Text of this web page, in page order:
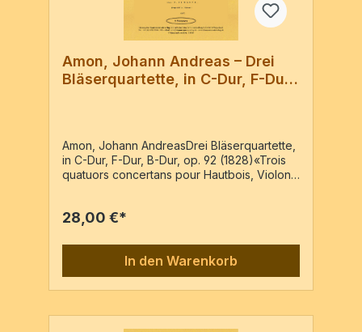
Amon, Johann Andreas – Drei
Bläserquartette, in C-Dur, F-Dur,
Amon, Johann AndreasDrei Bläserquartette,
in C-Dur, F-Dur, B-Dur, op. 92 (1828)«Trois
quatuors concertans pour Hautbois, Violon,
violon.» –Reprint der Ausgabe: Bonn et
c1828Oboe/Flöte/Violine, Vl2, Va, Vc5
Stimmen / 64 Seiten
28,00 €*
In den Warenkorb